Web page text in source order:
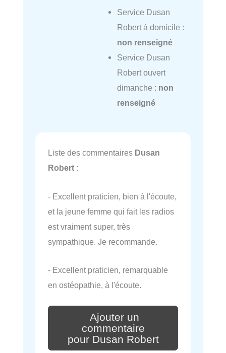
Service Dusan
Robert à domicile :
non renseigné
Service Dusan
Robert ouvert
dimanche : non
renseigné
Liste des commentaires Dusan
Robert :
- Excellent praticien, bien à l'écoute,
et la jeune femme qui fait les radios
est vraiment super, très
sympathique. Je recommande.
- Excellent praticien, remarquable
en ostéopathie, à l'écoute.
Ajouter un
commentaire
pour Dusan Robert